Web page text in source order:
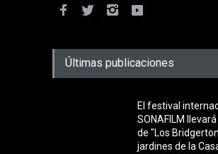
Últimas publicaciones
El festival
SONAFILM
de "Los
jardines de la